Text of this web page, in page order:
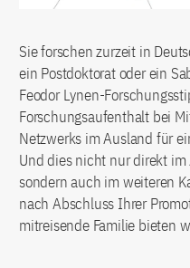
Sie forschen zurzeit in
ein Postdoktorat oder ein
Feodor Lynen-
Forschungsaufenthalt bei
Netzwerks im Ausland für
Und dies nicht nur direkt
sondern auch im weiteren
nach Abschluss Ihrer
mitreisende Familie bieten